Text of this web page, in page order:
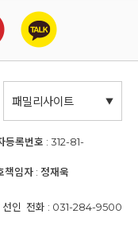
패밀리사이트
록번호 : 312-81-
임자 : 정재욱
선인 전화 : 031-284-9500